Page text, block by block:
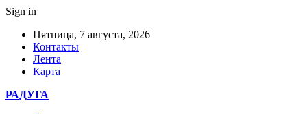
Sign in
Пятница, 7 августа, 2026
Контакты
Лента
Карта
РАДУГА